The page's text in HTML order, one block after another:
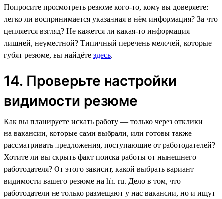
Попросите просмотреть резюме кого-то, кому вы доверяете:
легко ли воспринимается указанная в нём информация? За что
цепляется взгляд? Не кажется ли какая-то информация
лишней, неуместной? Типичный перечень мелочей, которые
губят резюме, вы найдёте здесь.
14. Проверьте настройки
видимости резюме
Как вы планируете искать работу — только через отклики
на вакансии, которые сами выбрали, или готовы также
рассматривать предложения, поступающие от работодателей?
Хотите ли вы скрыть факт поиска работы от нынешнего
работодателя? От этого зависит, какой выбрать вариант
видимости вашего резюме на hh. ru. Дело в том, что
работодатели не только размещают у нас вакансии, но и ищут